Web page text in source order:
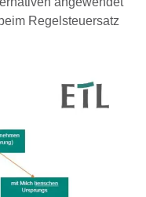
Regelsteuersatz